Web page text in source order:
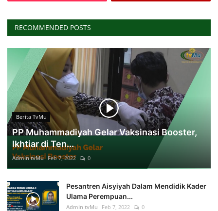
RECOMMENDED POSTS
Berita TvMu
PP Muhammadiyah Gelar Vaksinasi Booster,
Ikhtiar di Ten...
Admin tvMu Feb 7, 2022 0
Pesantren Aisyiyah Dalam Mendidik Kader
Ulama Perempuan...
Admin tvMu Feb 7, 2022 0